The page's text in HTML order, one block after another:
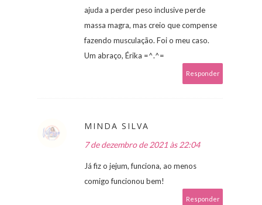
ajuda a perder peso inclusive perde
massa magra, mas creio que compense
fazendo musculação. Foi o meu caso.
Um abraço, Érika =^.^=
Responder
MINDA SILVA
7 de dezembro de 2021 às 22:04
Já fiz o jejum, funciona, ao menos
comigo funcionou bem!
Responder